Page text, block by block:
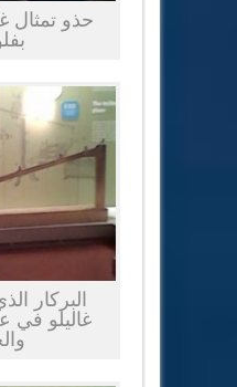
حذو تمثال
البركار
غاليلو في